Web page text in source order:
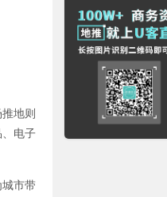
地则
电子
市带